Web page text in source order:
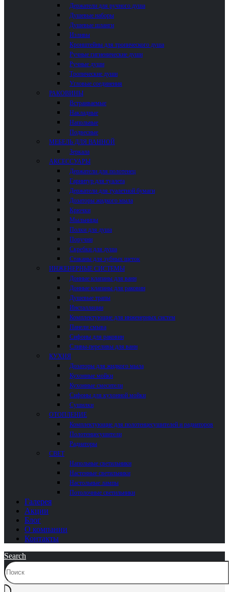
Держатели для ручного душа
Душевые наборы
Душевые шланги
Изливы
Кронштейны для тропического душа
Ручные гигиенические души
Ручные души
Тропические души
Угловые соединения
РАКОВИНЫ
Встраиваемые
Накладные
Напольные
Подвесные
МЕБЕЛЬ ДЛЯ ВАННОЙ
Зеркала
АКСЕССУАРЫ
Держатели для полотенец
Гарнитур для туалета
Держатели для туалетной бумаги
Дозаторы жидкого мыла
Крючки
Мыльницы
Полки для душа
Поручни
Скребки для душа
Стаканы для зубных щеток
ИНЖЕНЕРНЫЕ СИСТЕМЫ
Донные клапаны для ванн
Донные клапаны для раковин
Душевые трапы
Инсталляции
Комплектующие для инженерных систем
Панели смыва
Сифоны для раковин
Сливы-переливы для ванн
КУХНЯ
Дозаторы для жидкого мыла
Кухонные мойки
Кухонные смесители
Сифоны для кухонной мойки
Сушилки
ОТОПЛЕНИЕ
Комплектующие для полотенцесушителей и радиаторов
Полотенцесушители
Радиаторы
СВЕТ
Напольные светильники
Настенные светильники
Настольные лампы
Потолочные светильники
Галерея
Акции
Блог
О компании
Контакты
Search